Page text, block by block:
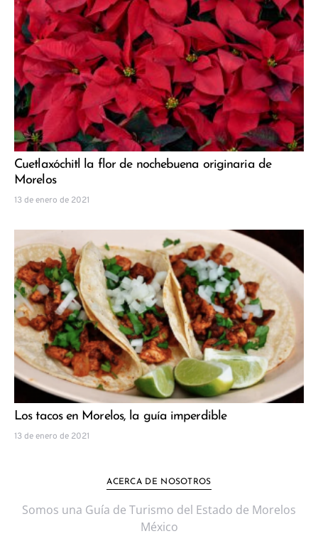
Cuetlaxóchitl la flor de nochebuena originaria de
Morelos
13 de enero de 2021
Los tacos en Morelos, la guía imperdible
13 de enero de 2021
ACERCA DE NOSOTROS
Somos una Guía de Turismo del Estado de Morelos
México